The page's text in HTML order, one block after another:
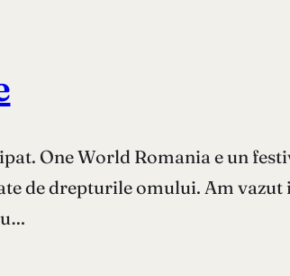
One World Romania e un
de drepturile omului. Am vazut